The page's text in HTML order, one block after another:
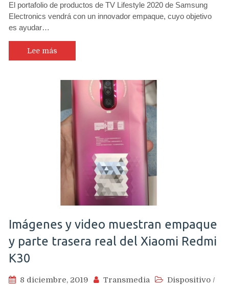
El portafolio de productos de TV Lifestyle 2020 de Samsung
Electronics vendrá con un innovador empaque, cuyo objetivo
es ayudar…
Lee más
Imágenes y video muestran empaque
y parte trasera real del Xiaomi Redmi
K30
8 diciembre, 2019 Transmedia Dispositivo /